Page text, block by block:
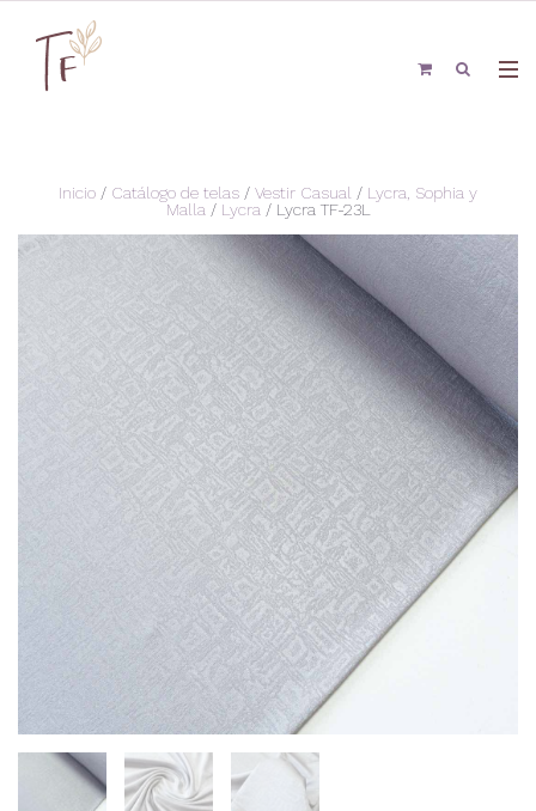
Inicio / Catálogo de telas / Vestir Casual / Lycra, Sophia y
Malla / Lycra / Lycra TF-23L